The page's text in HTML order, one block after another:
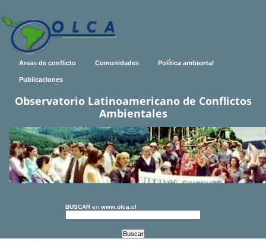
Areas de conflicto Comunidades Política ambiental
Publicaciones
Observatorio Latinoamericano de Conflictos
Ambientales
BUSCAR en www.olca.cl